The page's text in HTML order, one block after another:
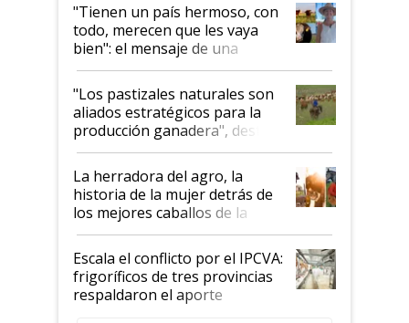
"Tienen un país hermoso, con
todo, merecen que les vaya
bien": el mensaje de una
ganadera uruguaya sobre las
oportunidades que se abren
para el agro en Argentina, con
foco en la carne
"Los pastizales naturales son
aliados estratégicos para la
producción ganadera", destaca
la iniciativa que ya reúne a 46
establecimientos en Argentina
La herradora del agro, la
historia de la mujer detrás de
los mejores caballos de la
Argentina y los mitos que
todavía hacen sufrir a estos
animales: "Mientras me
descalificaban, yo seguí
haciendo currículum"
Escala el conflicto por el IPCVA:
frigoríficos de tres provincias
respaldaron el aporte